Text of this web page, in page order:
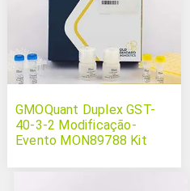
GMOQuant Duplex GST-
40-3-2 Modificação-
Evento MON89788 Kit